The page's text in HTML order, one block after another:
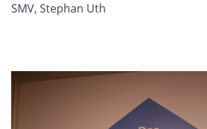
SMV, Stephan Uth